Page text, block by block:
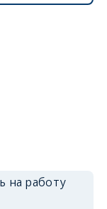
на работу